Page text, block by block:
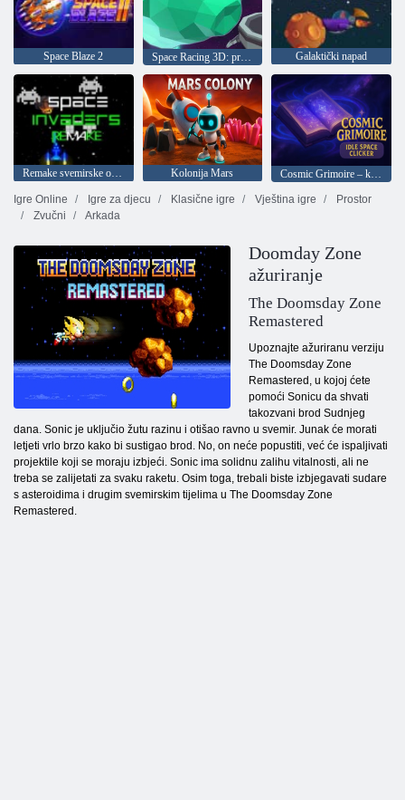
Space Blaze 2 Space Racing 3D: praznina Galaktički napad
Kolonija Mars
Cosmic Grimoire – kozmički kliker
Igre Online
Igre za djecu Klasične igre Vještina igre
Prostor
Zvučni
Arkada
Doomday Zone
ažuriranje
The Doomsday Zone
Remastered
Upoznajte ažuriranu verziju
The Doomsday Zone
Remastered, u kojoj ćete
pomoći Sonicu da shvati
takozvani brod Sudnjeg
dana. Sonic je uključio žutu razinu i otišao ravno u svemir. Junak će morati
letjeti vrlo brzo kako bi sustigao brod. No, on neće popustiti, već će ispaljivati
projektile koji se moraju izbjeći. Sonic ima solidnu zalihu vitalnosti, ali ne
treba se zalijetati za svaku raketu. Osim toga, trebali biste izbjegavati sudare
s asteroidima i drugim svemirskim tijelima u The Doomsday Zone
Remastered.